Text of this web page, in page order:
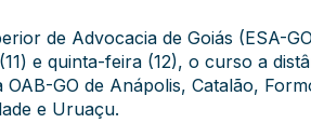
de Advocacia de Goiás (ESA-
e quinta-feira (12), o curso a
OAB-GO de Anápolis, Catalão,
e Uruaçu.